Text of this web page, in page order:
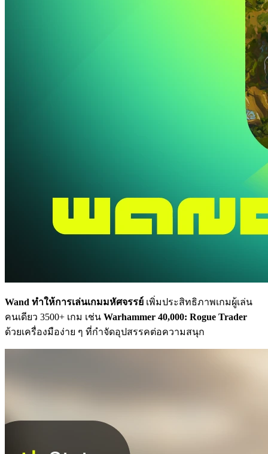
Wand ทำให้การเล่นเกมมหัศจรรย์ เพิ่มประสิทธิภาพเกมผู้เล่น
คนเดียว 3500+ เกม เช่น Warhammer 40,000: Rogue Trader
ด้วยเครื่องมือง่าย ๆ ที่กำจัดอุปสรรคต่อความสนุก